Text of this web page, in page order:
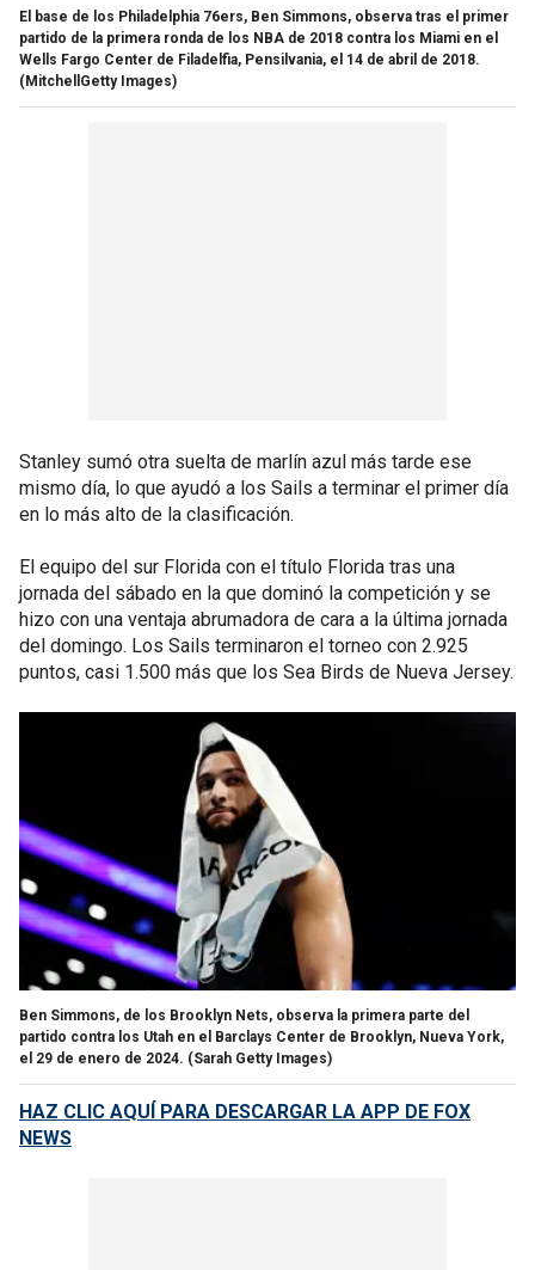
El base de los Philadelphia 76ers, Ben Simmons, observa tras el primer
partido de la primera ronda de los NBA de 2018 contra los Miami en el
Wells Fargo Center de Filadelfia, Pensilvania, el 14 de abril de 2018.
(MitchellGetty Images)
Stanley sumó otra suelta de marlín azul más tarde ese
mismo día, lo que ayudó a los Sails a terminar el primer día
en lo más alto de la clasificación.
El equipo del sur Florida con el título Florida tras una
jornada del sábado en la que dominó la competición y se
hizo con una ventaja abrumadora de cara a la última jornada
del domingo. Los Sails terminaron el torneo con 2.925
puntos, casi 1.500 más que los Sea Birds de Nueva Jersey.
Ben Simmons, de los Brooklyn Nets, observa la primera parte del
partido contra los Utah en el Barclays Center de Brooklyn, Nueva York,
el 29 de enero de 2024. (Sarah Getty Images)
HAZ CLIC AQUÍ PARA DESCARGAR LA APP DE FOX
NEWS